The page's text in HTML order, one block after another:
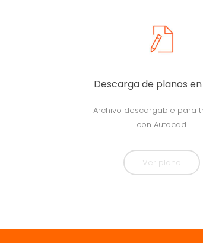
Descarga de planos en
Archivo descargable para
con Autocad
Ver plano